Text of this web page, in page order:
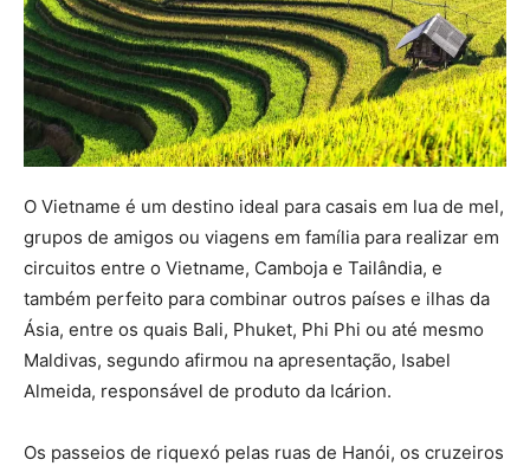
O Vietname é um destino ideal para casais em lua de mel,
grupos de amigos ou viagens em família para realizar em
circuitos entre o Vietname, Camboja e Tailândia, e
também perfeito para combinar outros países e ilhas da
Ásia, entre os quais Bali, Phuket, Phi Phi ou até mesmo
Maldivas, segundo afirmou na apresentação, Isabel
Almeida, responsável de produto da Icárion.
Os passeios de riquexó pelas ruas de Hanói, os cruzeiros